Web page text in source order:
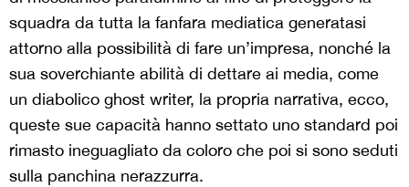
squadra da tutta la fanfara mediatica generatasi
attorno alla possibilità di fare un’impresa, nonché la
sua soverchiante abilità di dettare ai media, come
un diabolico ghost writer, la propria narrativa, ecco,
queste sue capacità hanno settato uno standard poi
rimasto ineguagliato da coloro che poi si sono seduti
sulla panchina nerazzurra.